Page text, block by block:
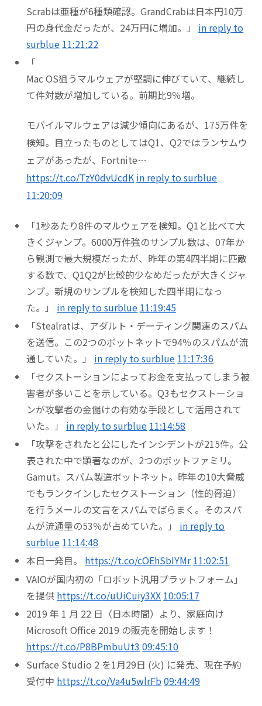
Scrabは亜種が6種類確認。GrandCrabは日本円10万
円の身代金だったが、24万円に増加。」 in reply to
surblue 11:21:22
「
Mac OS狙うマルウェアが堅調に伸びていて、継続し
て件対数が増加している。前期比9％増。
モバイルマルウェアは減少傾向にあるが、175万件を
検知。目立ったものとしてはQ1、Q2ではランサムウ
ェアがあったが、Fortnite…
https://t.co/TzY0dvUcdK in reply to surblue
11:20:09
「1秒あたり8件のマルウェアを検知。Q1と比べて大
きくジャンプ。6000万件強のサンプル数は、07年か
ら観測で最大規模だったが、昨年の第4四半期に匹敵
する数で、Q1Q2が比較的少なめだったが大きくジャ
ンプ。新規のサンプルを検知した四半期になっ
た。」 in reply to surblue 11:19:45
「Stealratは、アダルト・デーティング関連のスパム
を送信。この2つのボットネットで94％のスパムが流
通していた。」 in reply to surblue 11:17:36
「セクストーションによってお金を支払ってしまう被
害者が多いことを示している。Q3もセクストーショ
ンが攻撃者の金儲けの有効な手段として活用されて
いた。」 in reply to surblue 11:14:58
「攻撃をされたと公にしたインシデントが215件。公
表された中で顕著なのが、2つのボットファミリ。
Gamut。スパム製造ボットネット。昨年の10大脅威
でもランクインしたセクストーション（性的脅迫）
を行うメールの文言をスパムでばらまく。そのスパ
ムが流通量の53％が占めていた。」 in reply to
surblue 11:14:48
本日一発目。 https://t.co/cOEhSbIYMr 11:02:51
VAIOが国内初の「ロボット汎用プラットフォーム」
を提供 https://t.co/uUiCuiy3XX 10:05:17
2019 年 1 月 22 日（日本時間）より、家庭向け
Microsoft Office 2019 の販売を開始します！
https://t.co/P8BPmbuUt3 09:45:10
Surface Studio 2 を1月29日 (火) に発売、現在予約
受付中 https://t.co/Va4u5wlrFb09:44:49